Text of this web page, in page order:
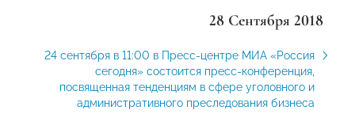
28 Сентября 2018
24 сентября в 11:00 в Пресс-центре МИА «Россия
сегодня» состоится пресс-конференция,
посвященная тенденциям в сфере уголовного и
административного преследования бизнеса